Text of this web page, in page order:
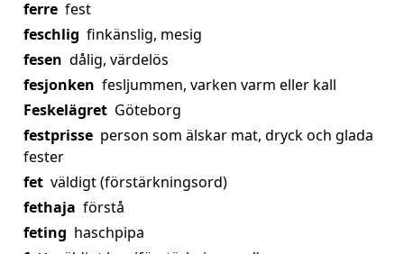
ferre fest
feschlig finkänslig, mesig
fesen dålig, värdelös
fesjonken fesljummen, varken varm eller kall
Feskelägret Göteborg
festprisse person som älskar mat, dryck och glada
fester
fet väldigt (förstärkningsord)
fethaja förstå
feting haschpipa